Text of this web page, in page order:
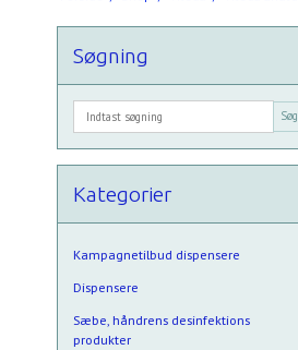
Søgning
Søg
Kategorier
Kampagnetilbud dispensere
Dispensere
Sæbe, håndrens desinfektions
produkter